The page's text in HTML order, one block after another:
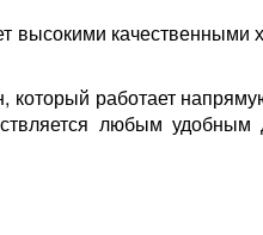
высокими
работает
любым